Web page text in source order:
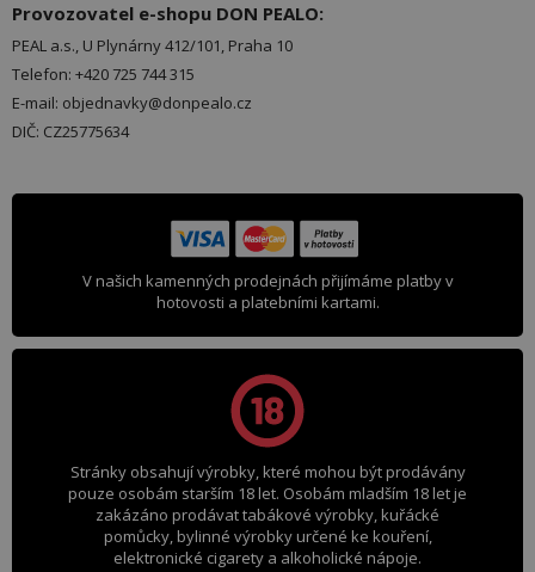
Provozovatel e-shopu DON PEALO:
PEAL a.s., U Plynárny 412/101, Praha 10
Telefon: +420 725 744 315
E-mail: objednavky@donpealo.cz
DIČ: CZ25775634
V našich kamenných prodejnách přijímáme platby v
hotovosti a platebními kartami.
Stránky obsahují výrobky, které mohou být prodávány
pouze osobám starším 18 let. Osobám mladším 18 let je
zakázáno prodávat tabákové výrobky, kuřácké
pomůcky, bylinné výrobky určené ke kouření,
elektronické cigarety a alkoholické nápoje.